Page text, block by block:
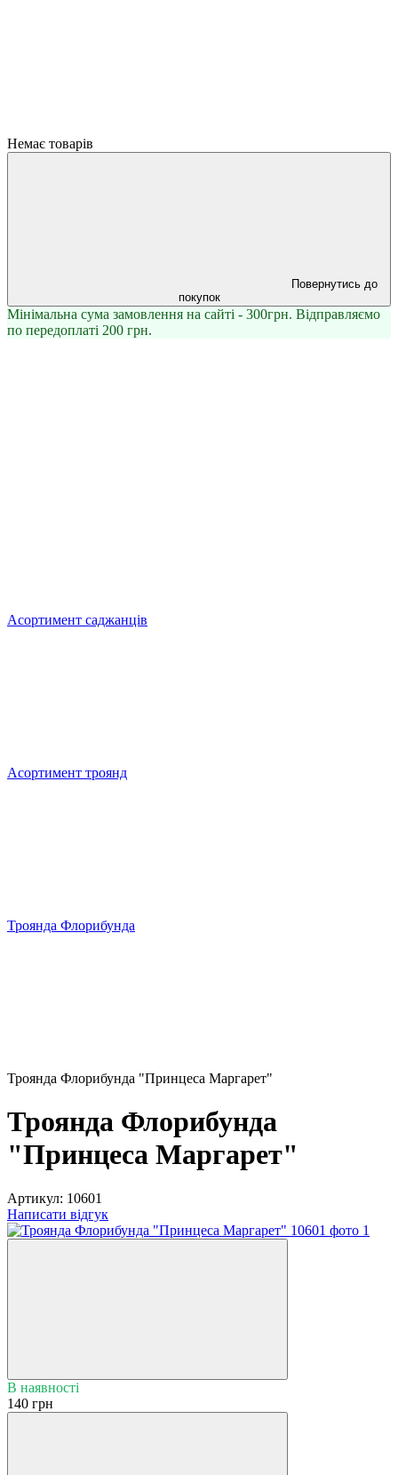
Немає товарів
Повернутись до
покупок
Мінімальна сума замовлення на сайті - 300грн. Відправляємо
по передоплаті 200 грн.
Асортимент саджанців
Асортимент троянд
Троянда Флорибунда
Троянда Флорибунда "Принцеса Маргарет"
Троянда Флорибунда
"Принцеса Маргарет"
Артикул: 10601
Написати відгук
В наявності
140 грн